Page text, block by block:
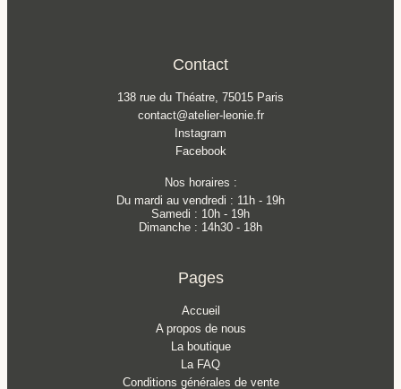
Contact
138 rue du Théatre, 75015 Paris
contact@atelier-leonie.fr
Instagram
Facebook
Nos horaires :
Du mardi au vendredi : 11h - 19h
Samedi : 10h - 19h
Dimanche : 14h30 - 18h
Pages
Accueil
A propos de nous
La boutique
La FAQ
Conditions générales de vente